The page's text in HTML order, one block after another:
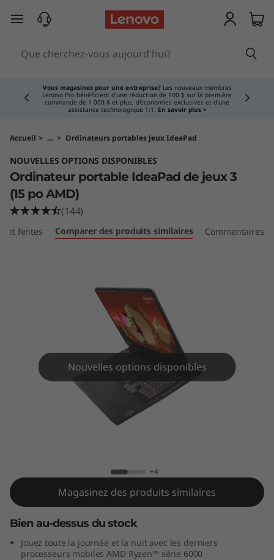
a
d
d
e
1
5
passer au contenu principal
Vous magasinez pour une entreprise?Les nouveaux membres
Lenovo Pro bénéficient d'une réduction de 100 $ sur la première
commande de 1 000 $ et plus, d'économies exclusives et d'une
assistance technologique 1:1. En savoir plus >
Currently displaying item 3 of 5
Accueil > ... > Ordinateurs portables Jeux IdeaPad
Ordinateur portable IdeaPad de jeux 3
NOUVELLES OPTIONS DISPONIBLES
Ordinateur portable IdeaPad de jeux 3
(15 po AMD)
(144)
et fentes Comparer des produits similaires Commentaires
Nouvelles options disponibles
+4
Magasinez des produits similaires
Bien au-dessus du stock
Jouez toute la journée et la nuit avec les derniers
processeurs mobiles AMD Ryzen™ série 6000